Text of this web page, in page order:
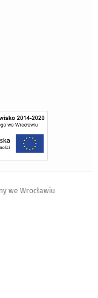
we Wrocławiu